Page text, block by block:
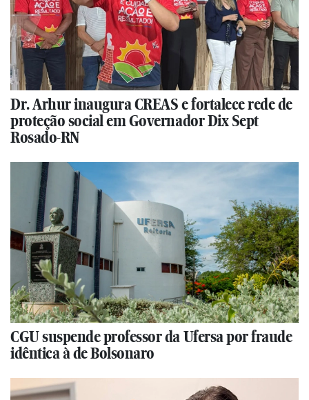
Dr. Arhur inaugura CREAS e fortalece rede de
proteção social em Governador Dix Sept
Rosado-RN
CGU suspende professor da Ufersa por fraude
idêntica à de Bolsonaro